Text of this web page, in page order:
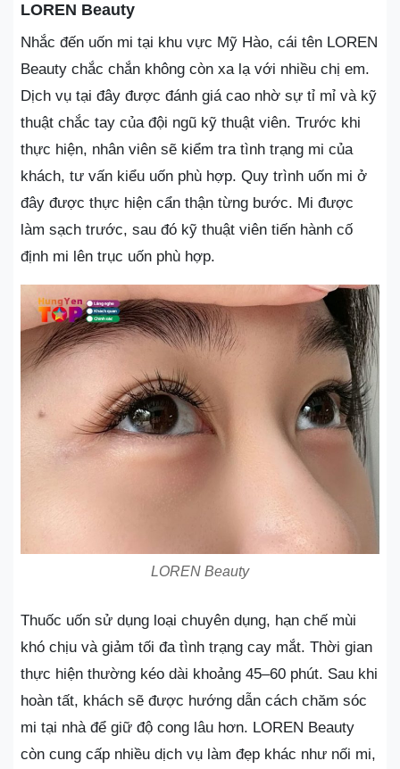
LOREN Beauty
Nhắc đến uốn mi tại khu vực Mỹ Hào, cái tên LOREN
Beauty chắc chắn không còn xa lạ với nhiều chị em.
Dịch vụ tại đây được đánh giá cao nhờ sự tỉ mỉ và kỹ
thuật chắc tay của đội ngũ kỹ thuật viên. Trước khi
thực hiện, nhân viên sẽ kiểm tra tình trạng mi của
khách, tư vấn kiểu uốn phù hợp. Quy trình uốn mi ở
đây được thực hiện cẩn thận từng bước. Mi được
làm sạch trước, sau đó kỹ thuật viên tiến hành cố
định mi lên trục uốn phù hợp.
LOREN Beauty
Thuốc uốn sử dụng loại chuyên dụng, hạn chế mùi
khó chịu và giảm tối đa tình trạng cay mắt. Thời gian
thực hiện thường kéo dài khoảng 45–60 phút. Sau khi
hoàn tất, khách sẽ được hướng dẫn cách chăm sóc
mi tại nhà để giữ độ cong lâu hơn. LOREN Beauty
còn cung cấp nhiều dịch vụ làm đẹp khác như nối mi,